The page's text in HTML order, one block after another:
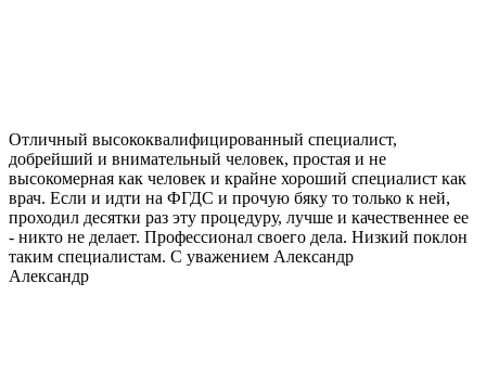
Отличный высококвалифицированный специалист,
добрейший и внимательный человек, простая и не
высокомерная как человек и крайне хороший специалист как
врач. Если и идти на ФГДС и прочую бяку то только к ней,
проходил десятки раз эту процедуру, лучше и качественнее ее
- никто не делает. Профессионал своего дела. Низкий поклон
таким специалистам. С уважением Александр
Александр